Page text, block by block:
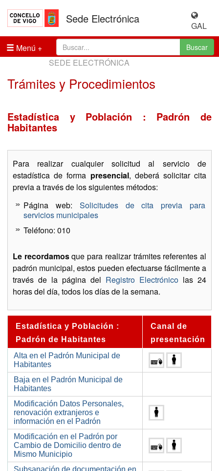
Sede Electrónica
GAL
Menú
Buscar
SEDE ELECTRÓNICA
Trámites y Procedimientos
Estadística y Población : Padrón de
Habitantes
Para realizar cualquier solicitud al servicio de
estadística de forma presencial, deberá solicitar cita
previa a través de los siguientes métodos:
Página web: Solicitudes de cita previa para
servicios municipales
Teléfono: 010
Le recordamosque para realizar trámites referentes al
padrón municipal, estos pueden efectuarse fácilmente a
través de la página del Registro Electrónico las 24
horas del día, todos los días de la semana.
Estadística y Población :
Padrón de Habitantes
Canal de
presentación
Alta en el Padrón Municipal de
Habitantes
Baja en el Padrón Municipal de
Habitantes
Modificación Datos Personales,
renovación extranjeros e
información en el Padrón
Modificación en el Padrón por
Cambio de Domicilio dentro de
Mismo Municipio
Subsanación de documentación en